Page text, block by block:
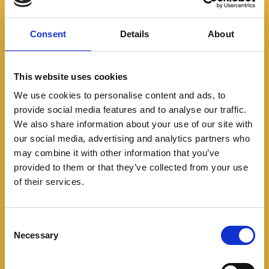
Consent Details About
This website uses cookies
We use cookies to personalise content and ads, to
provide social media features and to analyse our traffic.
We also share information about your use of our site with
our social media, advertising and analytics partners who
may combine it with other information that you’ve
provided to them or that they’ve collected from your use
of their services.
Necessary
Lanzamientos
El Porsche Taycan llega
renovado a Colombia con
más potencia y retoques
estéticos
08/31/2024
El auto deportivo eléctrico de la marca alemana llega